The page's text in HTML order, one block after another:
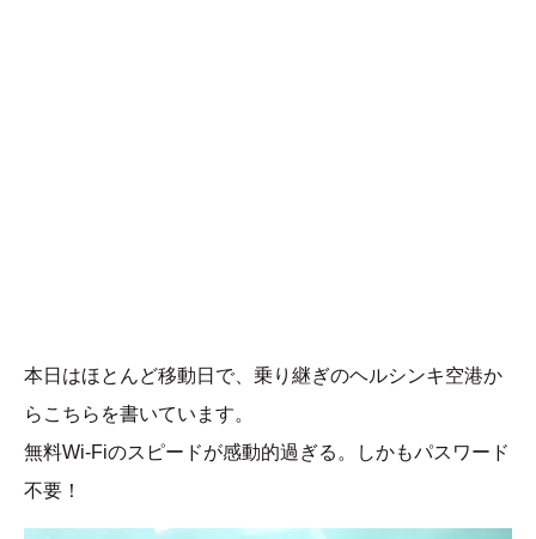
本日はほとんど移動日で、乗り継ぎのヘルシンキ空港か
らこちらを書いています。
無料Wi-Fiのスピードが感動的過ぎる。しかもパスワード
不要！